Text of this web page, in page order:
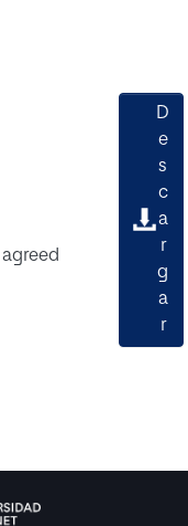
D
e
s
c
a
r
g
a
r